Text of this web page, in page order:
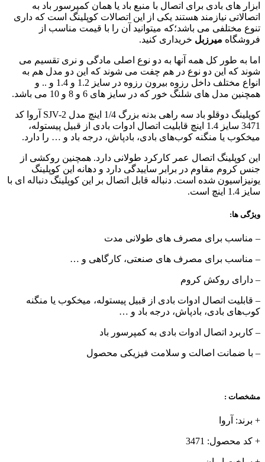
ابزار های بادی برای اتصال با منبع باد یا همان کمپرسور باد به
اتصالاتی نیازمند هستند یکی از این اتصالات کوپلینگ است که داری
تنوع مختلفی می باشد؛که میتوانید آن را با قیمت مناسب از
فروشگاه میرزبل خریداری کنید.
اما به طور کل همه آنها به دو نوع اصلی مادگی و نری تقسیم می
شوند که این دو نوع در هم چفت می شوند که این دو مدل هم به
انواع مختلف داخل رزوه بیرون رزوه در سایز 1.2 و 1.4 و .. و
همچنین مدل های شلنگ خور که در سایز های 6 و 8 و 10 می باشد.
کوپلینگ دوقلو باد سه راهی بدنه بزرگ 1/4 اینچ مدل SJV-2 آروا کد
3471 سایز 1.4 اینچ قابلیت اتصال ادوات بادی از قبیل پیستوله،
میخکوب یا منگنه کوب‌های بادی، بادپاش، درجه باد و … را دارد.
این کوپلینگ اتصال عمر کارکرد طولانی دارد. همچنین روکشی از
جنس کروم مقاوم در برابر ساییدگی دارد و دهانه این کوپلینگ
یونیزاسیون شده است. دنباله قابل اتصال بر این کوپلینگ دنباله ای با
سایز 1.4 اینچ است.
ویژگی ها:
– مناسب برای مصرف های طولانی مدت
– مناسب برای مصرف های صنعتی، کارگاهی و …
– دارای روکش کروم
– قابلیت اتصال ادوات بادی از قبیل پیستوله، میخکوب یا منگنه
کوب‌های بادی، بادپاش، درجه باد و …
– کاربرد اتصال ادوات بادی به کمپرسور باد
– با ضمانت اصالت و سلامت فیزیکی محصول
مشخصات :
+ برند: آروا
+ کد محصول: 3471